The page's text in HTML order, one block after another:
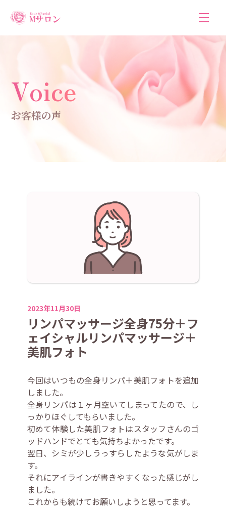
Voice
お客様の声
2023年11月30日
リンパマッサージ全身75分＋フ
ェイシャルリンパマッサージ＋
美肌フォト
今回はいつもの全身リンパ＋美肌フォトを追加
しました。
全身リンパは１ヶ月空いてしまってたので、し
っかりほぐしてもらいました。
初めて体験した美肌フォトはスタッフさんのゴ
ッドハンドでとても気持ちよかったです。
翌日、シミが少しうっすらしたような気がしま
す。
それにアイラインが書きやすくなった感じがし
ました。
これからも続けてお願いしようと思ってます。